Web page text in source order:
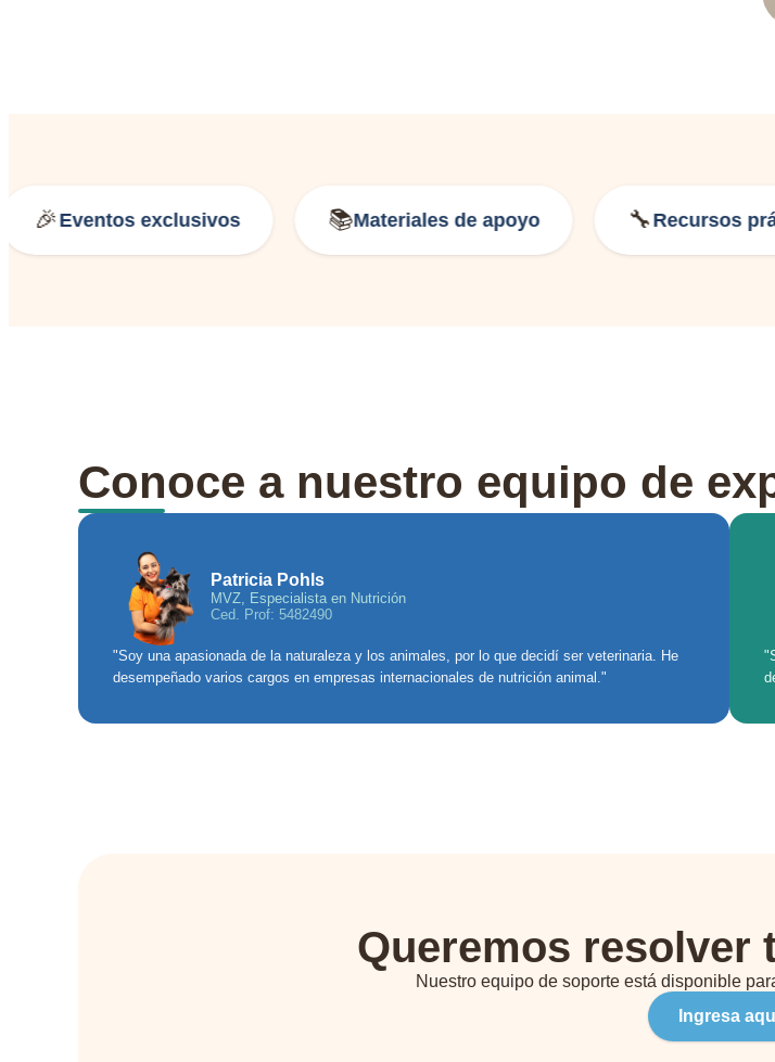
Eventos exclusivos 📚Materiales de apoyo Recursos
Conoce a nuestro equipo de
Patricia Pohls
MVZ, Especialista en Nutrición
Ced. Prof: 5482490
"Soy una apasionada de la naturaleza y los animales, por lo que decidí ser veterinaria. He
desempeñado varios cargos en empresas internacionales de nutrición animal."
Queremos resolver
Nuestro equipo de soporte está disponible
Ingresa